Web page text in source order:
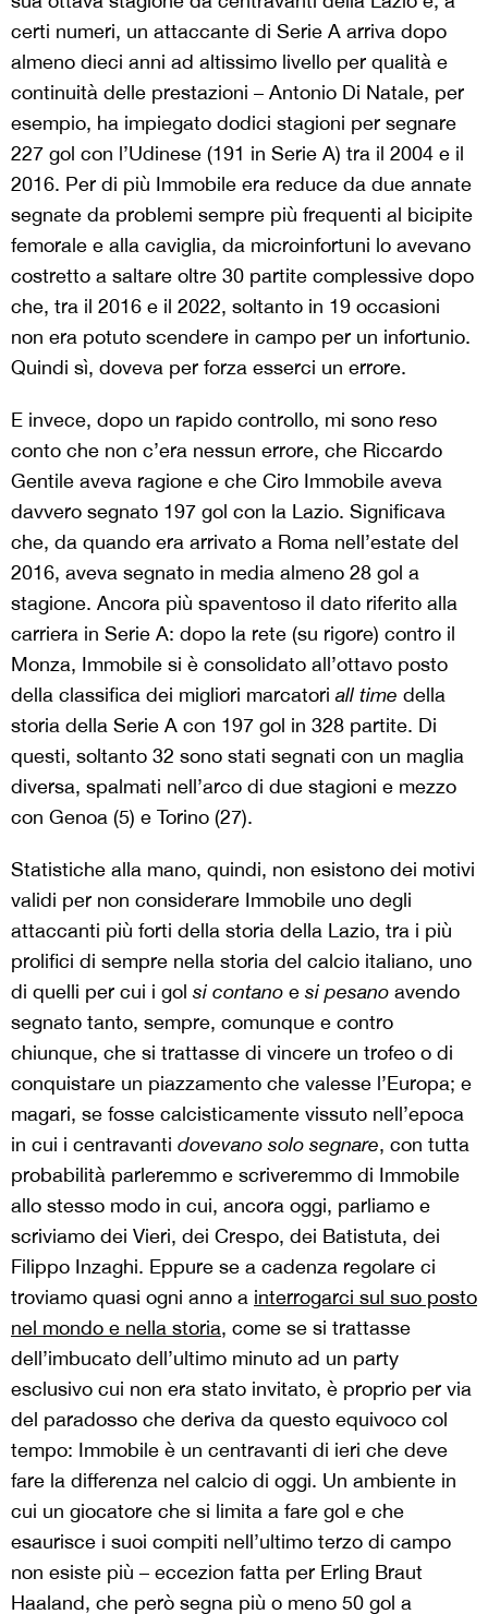
certi numeri, un attaccante di Serie A arriva dopo
almeno dieci anni ad altissimo livello per qualità e
continuità delle prestazioni – Antonio Di Natale, per
esempio, ha impiegato dodici stagioni per segnare
227 gol con l’Udinese (191 in Serie A) tra il 2004 e il
2016. Per di più Immobile era reduce da due annate
segnate da problemi sempre più frequenti al bicipite
femorale e alla caviglia, da microinfortuni lo avevano
costretto a saltare oltre 30 partite complessive dopo
che, tra il 2016 e il 2022, soltanto in 19 occasioni
non era potuto scendere in campo per un infortunio.
Quindi sì, doveva per forza esserci un errore.
E invece, dopo un rapido controllo, mi sono reso
conto che non c’era nessun errore, che Riccardo
Gentile aveva ragione e che Ciro Immobile aveva
davvero segnato 197 gol con la Lazio. Significava
che, da quando era arrivato a Roma nell’estate del
2016, aveva segnato in media almeno 28 gol a
stagione. Ancora più spaventoso il dato riferito alla
carriera in Serie A: dopo la rete (su rigore) contro il
Monza, Immobile si è consolidato all’ottavo posto
della classifica dei migliori marcatoriall time della
storia della Serie A con 197 gol in 328 partite. Di
questi, soltanto 32 sono stati segnati con un maglia
diversa, spalmati nell’arco di due stagioni e mezzo
con Genoa (5) e Torino (27).
Statistiche alla mano, quindi, non esistono dei motivi
validi per non considerare Immobile uno degli
attaccanti più forti della storia della Lazio, tra i più
prolifici di sempre nella storia del calcio italiano, uno
di quelli per cui i gol si contano e si pesano avendo
segnato tanto, sempre, comunque e contro
chiunque, che si trattasse di vincere un trofeo o di
conquistare un piazzamento che valesse l’Europa; e
magari, se fosse calcisticamente vissuto nell’epoca
in cui i centravanti dovevano solo segnare, con tutta
probabilità parleremmo e scriveremmo di Immobile
allo stesso modo in cui, ancora oggi, parliamo e
scriviamo dei Vieri, dei Crespo, dei Batistuta, dei
Filippo Inzaghi. Eppure se a cadenza regolare ci
troviamo quasi ogni anno a interrogarci sul suo posto
nel mondo e nella storia, come se si trattasse
dell’imbucato dell’ultimo minuto ad un party
esclusivo cui non era stato invitato, è proprio per via
del paradosso che deriva da questo equivoco col
tempo: Immobile è un centravanti di ieri che deve
fare la differenza nel calcio di oggi. Un ambiente in
cui un giocatore che si limita a fare gol e che
esaurisce i suoi compiti nell’ultimo terzo di campo
non esiste più – eccezion fatta per Erling Braut
Haaland, che però segna più o meno 50 gol a